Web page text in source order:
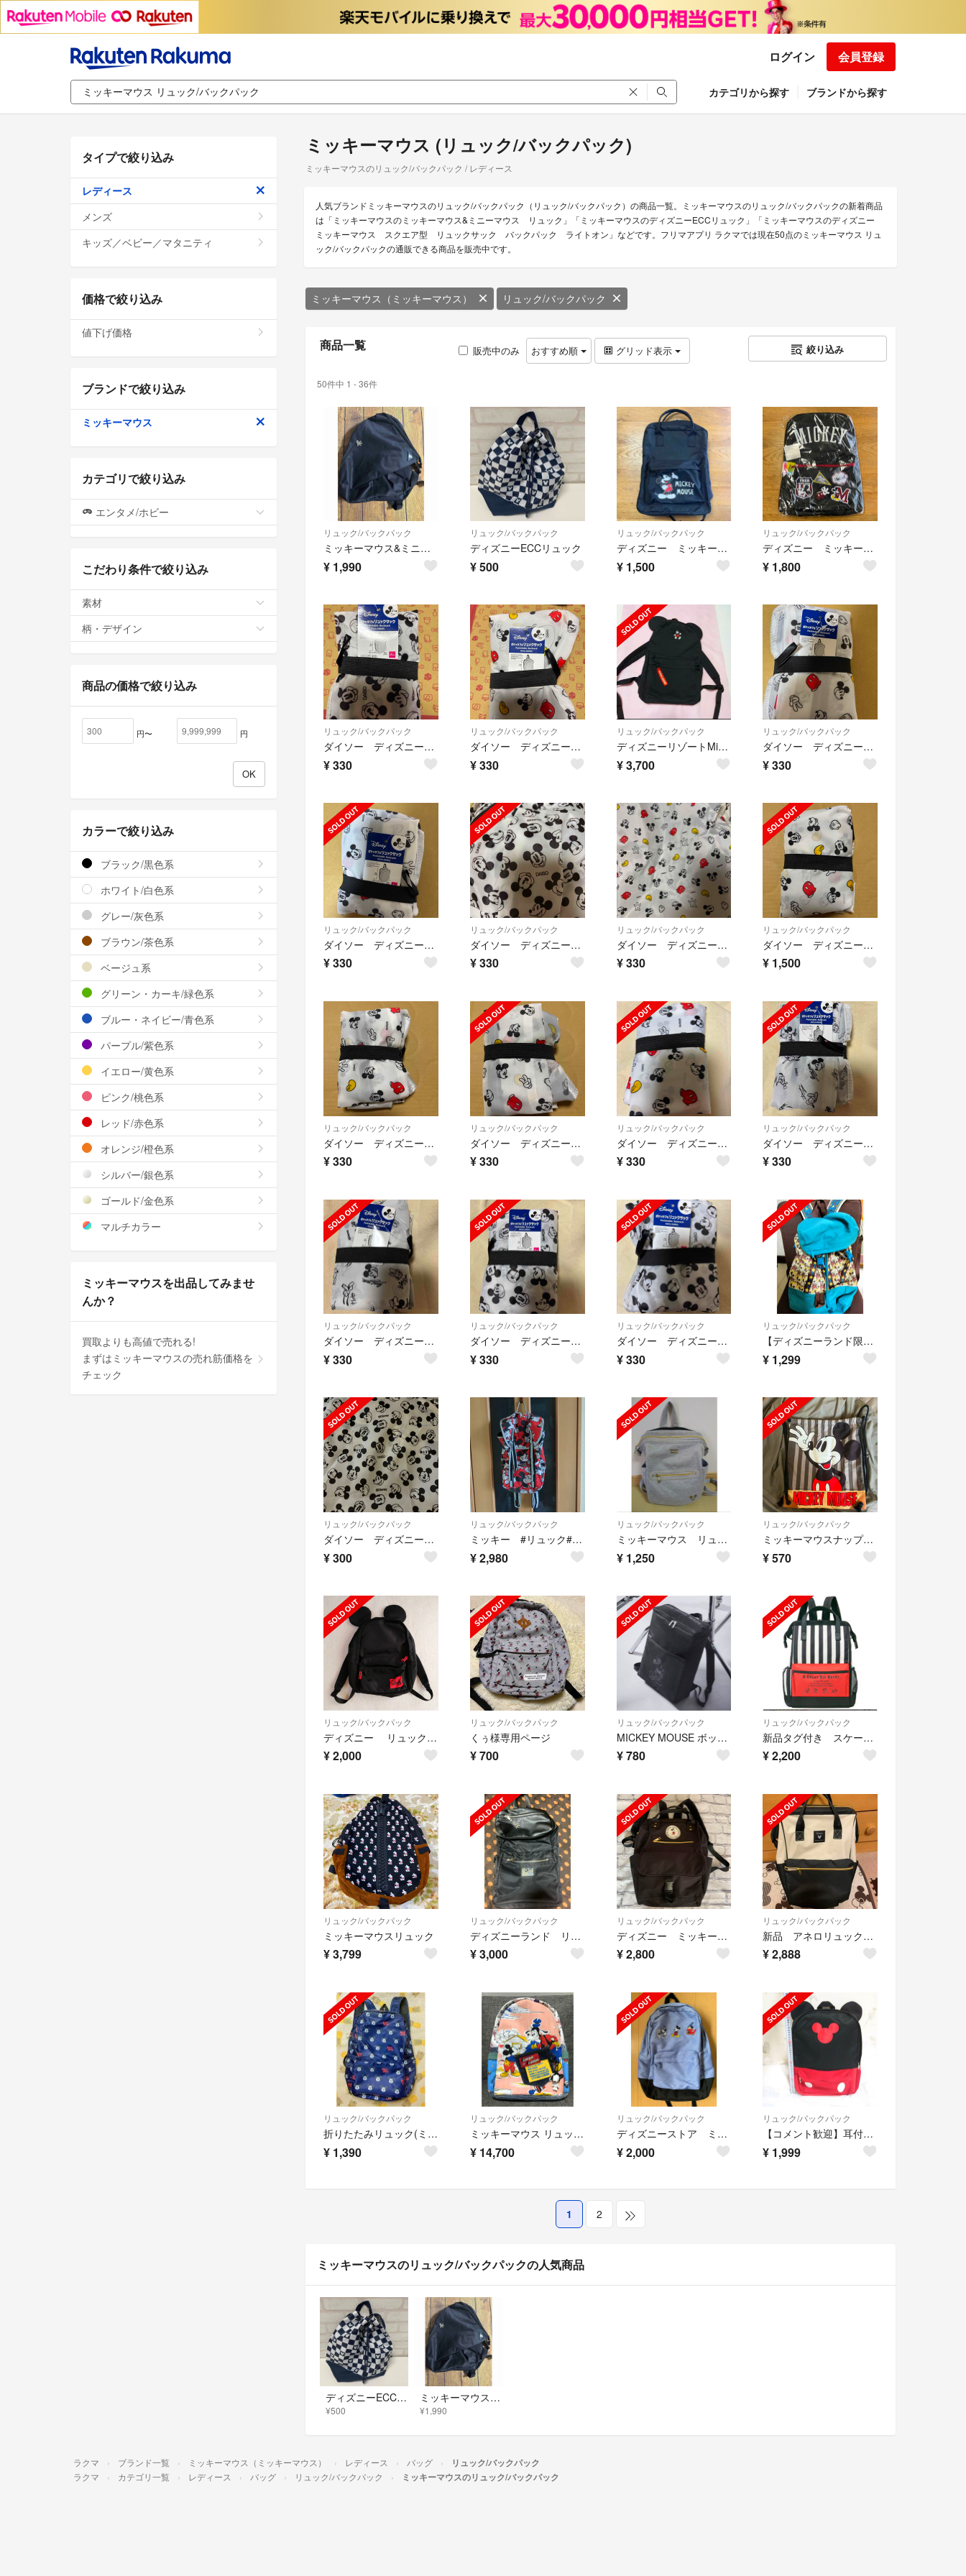
ログイン 会員登録
カテゴリから探す ブランドから探す
ミッキーマウス (リュック/バックパック)
ミッキーマウスのリュック/バックパック / レディース
人気ブランドミッキーマウスのリュック/バックパック（リュック/バックパック）の商品一覧。ミッキーマウスのリュック/バックパックの新着商品
は「ミッキーマウスのミッキーマウス&ミニーマウス リュック」「ミッキーマウスのディズニーECCリュック」「ミッキーマウスのディズニー
ミッキーマウス スクエア型 リュックサック バックパック ライトオン」などです。フリマアプリ ラクマでは現在50点のミッキーマウス リュ
ック/バックパックの通販できる商品を販売中です。
ミッキーマウス（ミッキーマウス） リュック/バックパック
商品一覧 販売中のみ おすすめ順 グリッド表示 絞り込み
50件中 1 - 36件
リュック/バックパック
ミッキーマウス&ミニーマウス リュック
¥ 1,990
リュック/バックパック
ディズニーECCリュック
¥500
リュック/バックパック
ディズニー ミッキーマウス スクエア型 リュックサック バックパック ライトオン
¥ 1,500
リュック/バックパック
ディズニー ミッキーマウス リュックサック バックパック 未使用品
¥ 1,800
リュック/バックパック
ダイソー ディズニーミッキーマウス ポケッタブルリュック サック
¥330
リュック/バックパック
ダイソー ディズニー ミッキーマウス ポケッタブルリュック サック
¥330
リュック/バックパック
ディズニーリゾートMickey Mouse 耳付きリュックサック バック 黒
¥3,700
リュック/バックパック
ダイソー ディズニーミッキーマウス ポケッタブルリュック サック
¥330
リュック/バックパック
ダイソー ディズニーミッキーマウス ポケッタブルリュック サック
¥330
リュック/バックパック
ダイソー ディズニーミッキーマウス ポケッタブルリュック サック
¥330
リュック/バックパック
ダイソー ディズニーミッキーマウス ポケッタブルリュック サック
¥330
リュック/バックパック
ダイソー ディズニーリュック 4個まとめて
¥ 1,500
リュック/バックパック
ダイソー ディズニーミッキーマウス ポケッタブルリュック サック
¥330
リュック/バックパック
ダイソー ディズニーミッキーマウス ポケッタブルリュック サック
¥330
リュック/バックパック
ダイソー ディズニーミッキーマウス ポケッタブルリュック サック
¥330
リュック/バックパック
ダイソー ディズニーミッキーマウス ポケッタブルリュック サック
¥330
リュック/バックパック
ダイソー ディズニーミッキーマウス ポケッタブルリュック サック
¥330
リュック/バックパック
ダイソー ディズニーミッキーマウス ポケッタブルリュック サック
¥330
リュック/バックパック
ダイソー ディズニーミッキーマウス ポケッタブルリュック サック
¥330
リュック/バックパック
【ディズニーランド限定品】ミッキーマウスリュック
¥ 1,299
リュック/バックパック
ダイソー ディズニー ミッキーマウス ポケッタブルリュック サック
¥300
リュック/バックパック
ミッキー #リュック#バックパック
¥2,980
リュック/バックパック
ミッキーマウス リュック
¥ 1,250
リュック/バックパック
ミッキーマウスナップサック
¥570
リュック/バックパック
ディズニー リュック ミッキー 耳付き
¥2,000
リュック/バックパック
くぅ様専用ページ
¥700
リュック/バックパック
MICKEY MOUSE ボックス型バックパック
¥780
リュック/バックパック
新品タグ付き スケーター製 ミッキー 保冷リュック
¥2,200
リュック/バックパック
ミッキーマウスリュック
¥3,799
リュック/バックパック
ディズニーランド リュック ミッキー バックパック
¥3,000
リュック/バックパック
ディズニー ミッキーマウス がま口 リュックサック
¥2,800
リュック/バックパック
新品 アネロリュック ミッキーリュック
¥2,888
リュック/バックパック
折りたたみリュック(ミッキーマウス)
¥ 1,390
リュック/バックパック
ミッキーマウス リュック ハンドメイド
¥ 14,700
リュック/バックパック
ディズニーストア ミッキー リュック
¥2,000
リュック/バックパック
【コメント歓迎】耳付きリュック ミッキー
¥ 1,999
1 2
ミッキーマウスのリュック/バックパックの人気商品
ディズニーECCリュック
¥500
ミッキーマウス&ミニーマウス リュック
¥1,990
タイプで絞り込み
レディース
メンズ
キッズ／ベビー／マタニティ
価格で絞り込み
値下げ価格
ブランドで絞り込み
ミッキーマウス
カテゴリで絞り込み
エンタメ/ホビー
こだわり条件で絞り込み
素材
柄・デザイン
商品の価格で絞り込み
円〜 円
カラーで絞り込み
ブラック/黒色系
ホワイト/白色系
グレー/灰色系
ブラウン/茶色系
ベージュ系
グリーン・カーキ/緑色系
ブルー・ネイビー/青色系
パープル/紫色系
イエロー/黄色系
ピンク/桃色系
レッド/赤色系
オレンジ/橙色系
シルバー/銀色系
ゴールド/金色系
マルチカラー
ミッキーマウスを出品してみませ
んか？
買取よりも高値で売れる!
まずはミッキーマウスの売れ筋価格を
チェック
ラクマ ブランド一覧 ミッキーマウス（ミッキーマウス） レディース バッグ リュック/バックパック
ラクマ カテゴリ一覧 レディース バッグ リュック/バックパック ミッキーマウスのリュック/バックパック